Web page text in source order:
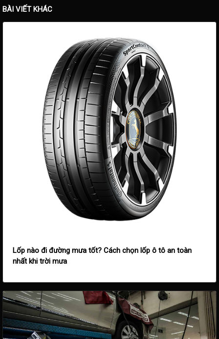
BÀI VIẾT KHÁC
Lốp nào đi đường mưa tốt? Cách chọn lốp ô tô an toàn
nhất khi trời mưa